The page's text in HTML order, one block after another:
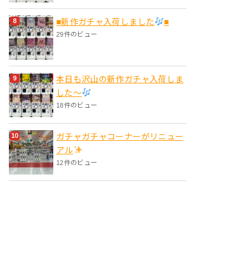
■新作ガチャ入荷しました ■
29件のビュー
本日も沢山の新作ガチャ入荷しま
した〜
18件のビュー
ガチャガチャコーナーがリニュー
アル
12件のビュー